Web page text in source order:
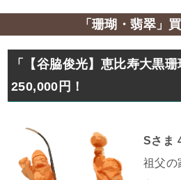
「珊瑚・翡翠」
「【谷脇俊光】恵比寿大黒
250,000円！
Sさま
祖父の